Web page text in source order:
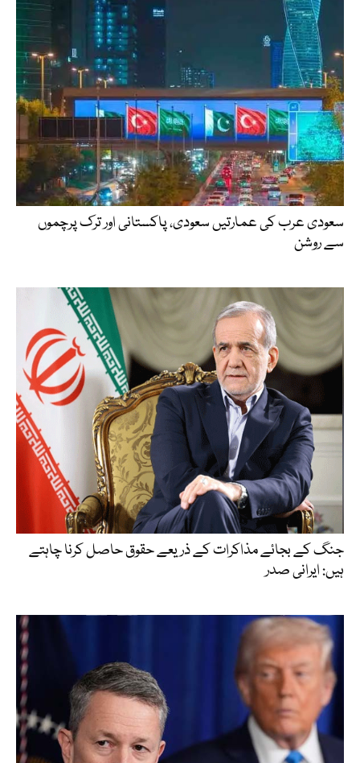
سعودی عرب کی عمارتیں سعودی، پاکستانی اور ترک پرچموں
سے روشن
جنگ کے بجائے مذاکرات کے ذریعے حقوق حاصل کرنا چاہتے
ہیں: ایرانی صدر